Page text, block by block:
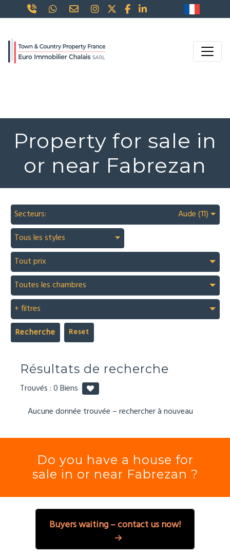
Property for sale in
or near Fabrezan
Secteurs:
Aude (11)
Tous les styles
Tout prix
Toutes les chambres
+ filtres
Recherche
Résultats de recherche
Trouvés :0Biens
Aucune donnée trouvée – rechercher à nouveau
Do you have a house for
sale in or near Fabrezan ?
Buyers waiting – contact us now!